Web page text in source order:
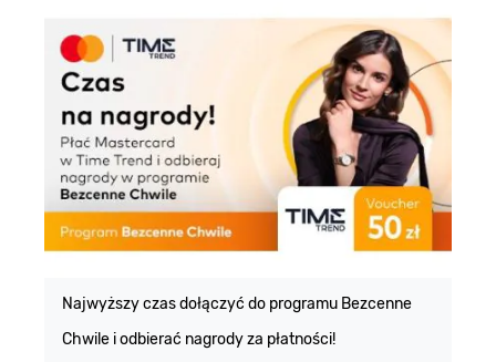
Najwyższy czas dołączyć do programu Bezcenne
Chwile i odbierać nagrody za płatności!